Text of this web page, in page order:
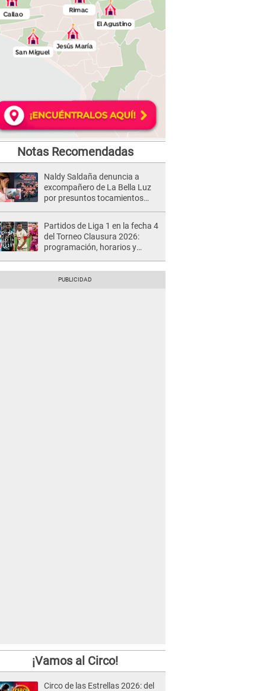
Notas Recomendadas
Naldy Saldaña denuncia a
excompañero de La Bella Luz
por presuntos tocamientos
Partidos de Liga 1 en la fecha 4
del Torneo Clausura 2026:
programación, horarios y
¡Vamos al Circo!
Circo de las Estrellas 2026: del